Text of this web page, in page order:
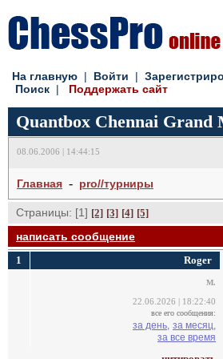
На главную | Войти |
Поиск | Поддержать сайт
Quantbox Chennai Grand
08.06.2006 | 14:44:15
Главная - pro//турниры
Страницы: [1] [2] [3] [4] [5]
написать сообщение
1 Roger
M.
22.06.2026 | 18:22:40
все его сообщения:
за день, за месяц,
за все время